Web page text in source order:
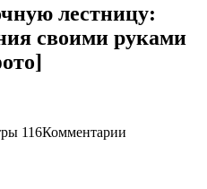
лестницу:
своими руками
116Комментарии